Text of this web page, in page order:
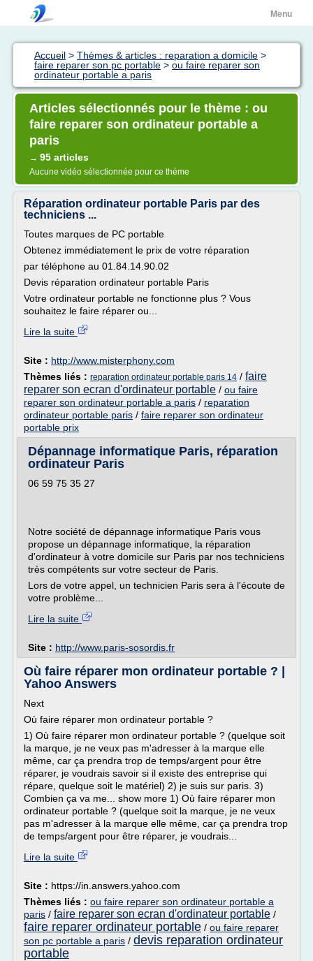
Menu
Accueil > Thèmes & articles : reparation a domicile >
faire reparer son pc portable > ou faire reparer son
ordinateur portable a paris
Articles sélectionnés pour le thème : ou
faire reparer son ordinateur portable a
paris
→ 95 articles
Aucune vidéo sélectionnée pour ce thème
Réparation ordinateur portable Paris par des
techniciens ...
Toutes marques de PC portable
Obtenez immédiatement le prix de votre réparation
par téléphone au 01.84.14.90.02
Devis réparation ordinateur portable Paris
Votre ordinateur portable ne fonctionne plus ? Vous
souhaitez le faire réparer ou...
Lire la suite
Site : http://www.misterphony.com
Thèmes liés : reparation ordinateur portable paris 14 / faire
reparer son ecran d'ordinateur portable / ou faire
reparer son ordinateur portable a paris / reparation
ordinateur portable paris / faire reparer son ordinateur
portable prix
Dépannage informatique Paris, réparation
ordinateur Paris
06 59 75 35 27
Notre société de dépannage informatique Paris vous
propose un dépannage informatique, la réparation
d'ordinateur à votre domicile sur Paris par nos techniciens
très compétents sur votre secteur de Paris.
Lors de votre appel, un technicien Paris sera à l'écoute de
votre problème...
Lire la suite
Site : http://www.paris-sosordis.fr
Où faire réparer mon ordinateur portable ? |
Yahoo Answers
Next
Où faire réparer mon ordinateur portable ?
1) Où faire réparer mon ordinateur portable ? (quelque soit
la marque, je ne veux pas m'adresser à la marque elle
même, car ça prendra trop de temps/argent pour être
réparer, je voudrais savoir si il existe des entreprise qui
répare, quelque soit le matériel) 2) je suis sur paris. 3)
Combien ça va me... show more 1) Où faire réparer mon
ordinateur portable ? (quelque soit la marque, je ne veux
pas m'adresser à la marque elle même, car ça prendra trop
de temps/argent pour être réparer, je voudrais...
Lire la suite
Site : https://in.answers.yahoo.com
Thèmes liés : ou faire reparer son ordinateur portable a
paris / faire reparer son ecran d'ordinateur portable /
faire reparer ordinateur portable / ou faire reparer
son pc portable a paris / devis reparation ordinateur
portable